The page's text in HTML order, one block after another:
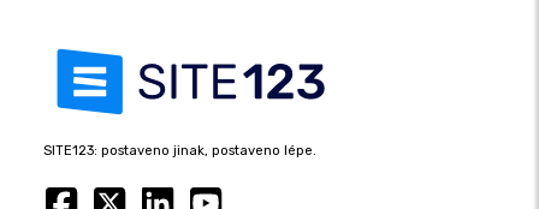
SITE123: postaveno jinak, postaveno lépe.